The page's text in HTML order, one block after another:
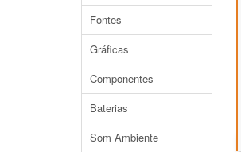
Fontes
Gráficas
Componentes
Baterias
Som Ambiente